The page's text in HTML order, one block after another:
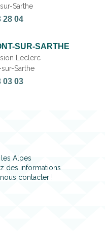
Sarthe
28 04
SUR-SARTHE
Leclerc
Sarthe
03 03
Alpes
des informations
contacter !